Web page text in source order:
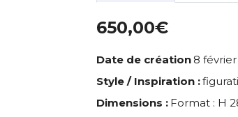
650,00€
Date de création 8
Style / Inspiration :
Dimensions : Format : H